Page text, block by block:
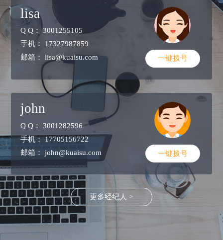
lisa
Q Q：3001255105
手机： 17327987859
邮箱： lisa@kuaisu.com 一键拨号
john
Q Q： 3001282596
手机：17705156722
邮箱： john@kuaisu.com 一键拨号
更多经纪人 >